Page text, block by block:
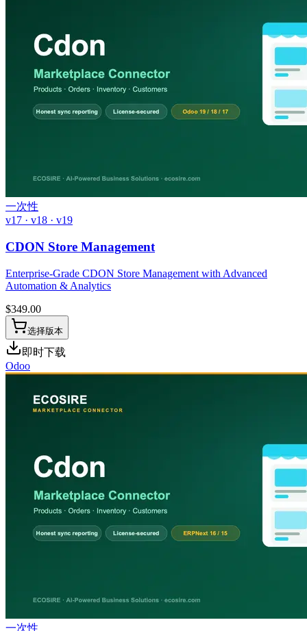
一次性
v17 · v18 · v19
CDON Store Management
Enterprise-Grade CDON Store Management with Advanced
Automation & Analytics
$349.00
选择版本
即时下载
Odoo
一次性